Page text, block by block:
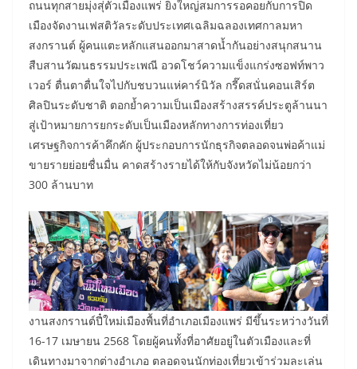
ถนนทุกสายมุ่งสุ่ตัวเมืองแพร่ ยิ่งใหญ่สมการรอคอยกับการปิด
เมืองจัดงานเฟสติวัลระดับประเทศเฉลิมฉลองเทศกาลมหา
สงกรานต์ ผู้คนแตะหลักแสนออกมาสาดน้ำกันอย่างสนุกสนาน
สืบสานวัฒนธรรมประเพณี อวดโชว์ความแข็งแกร่งซอฟท์พาว
เวอร์ ตื่นตาตื่นใจไปกับชบวนแห่คาร์นิวัล กรี๊ดสนั่นคอนเสิร์ต
ศิลปินระดับชาติ ตอกย้ำความเป็นเมืองสร้างสรรค์ประตูล้านนา
สู่เป้าหมายการยกระดับเป็นเมืองหลักทางการท่องเที่ยว
เศรษฐกิจการค้าคึกคัก ผู้ประกอบการนักธุรกิจตลอดจนพ่อค้าแม่
ขายรายย่อยชื่นมื่น คาดสร้างรายได้ให้กับจังหวัดไม่น้อยกว่า
300 ล้านบาท
งานสงกรานต์ปี๋ใหม่เมืองพื้นที่อำเภอเมืองแพร่ มีขึ้นระหว่างวันที่
16-17 เมษายน 2568 โดยผู้คนทั้งที่อาศัยอยู่ในตัวเมืองและที่
เดินทางมาจากต่างอำเภอ ตลอดจนนักท่องเที่ยวเข้าร่วมละเล่น